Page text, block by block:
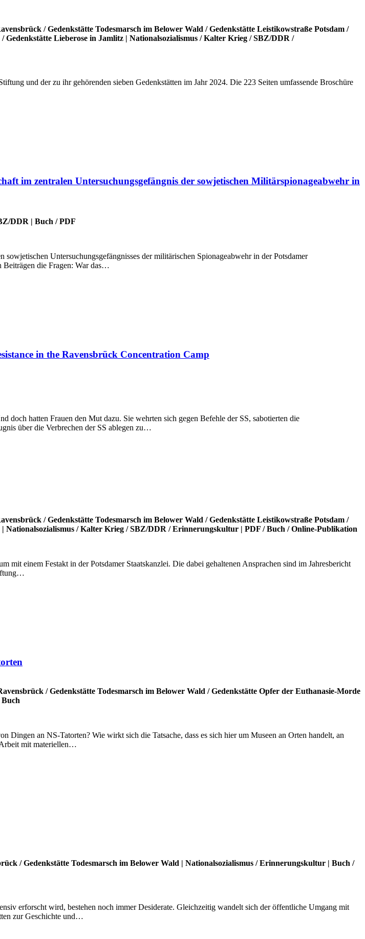
/Gedenkstätte Todesmarsch im Belower Wald /Gedenkstätte Leistikowstraße Potsdam /
/Gedenkstätte Lieberose in Jamlitz | Nationalsozialismus /Kalter Krieg /SBZ/DDR /
und der zu ihr gehörenden sieben Gedenkstätten im Jahr 2024. Die 223 Seiten umfassende Broschüre
im zentralen Untersuchungsgefängnis der sowjetischen Militärspionageabwehr in
DDR | Buch /PDF
Untersuchungsgefängnisses der militärischen Spionageabwehr in der Potsdamer
Beiträgen die Fragen: War das…
in the Ravensbrück Concentration Camp
hatten Frauen den Mut dazu. Sie wehrten sich gegen Befehle der SS, sabotierten die
über die Verbrechen der SS ablegen zu…
/Gedenkstätte Todesmarsch im Belower Wald /Gedenkstätte Leistikowstraße Potsdam /
| Nationalsozialismus /Kalter Krieg /SBZ/DDR /Erinnerungskultur | PDF /Buch /Online-Publikation
einem Festakt in der Potsdamer Staatskanzlei. Die dabei gehaltenen Ansprachen sind im Jahresbericht
/Gedenkstätte Todesmarsch im Belower Wald /Gedenkstätte Opfer der Euthanasie-Morde
Buch
an NS-Tatorten? Wie wirkt sich die Tatsache, dass es sich hier um Museen an Orten handelt, an
mit materiellen…
/Gedenkstätte Todesmarsch im Belower Wald | Nationalsozialismus /Erinnerungskultur | Buch /
erforscht wird, bestehen noch immer Desiderate. Gleichzeitig wandelt sich der öffentliche Umgang mit
zur Geschichte und…